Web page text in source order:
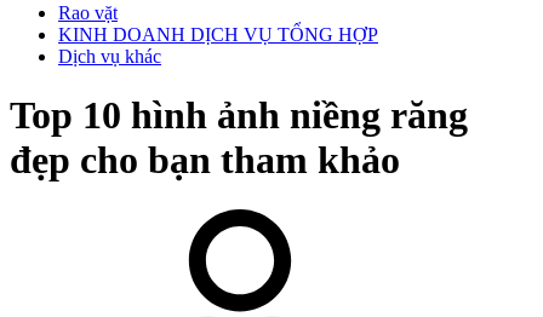
Rao vặt
KINH DOANH DỊCH VỤ TỔNG HỢP
Dịch vụ khác
Top 10 hình ảnh niềng răng
đẹp cho bạn tham khảo